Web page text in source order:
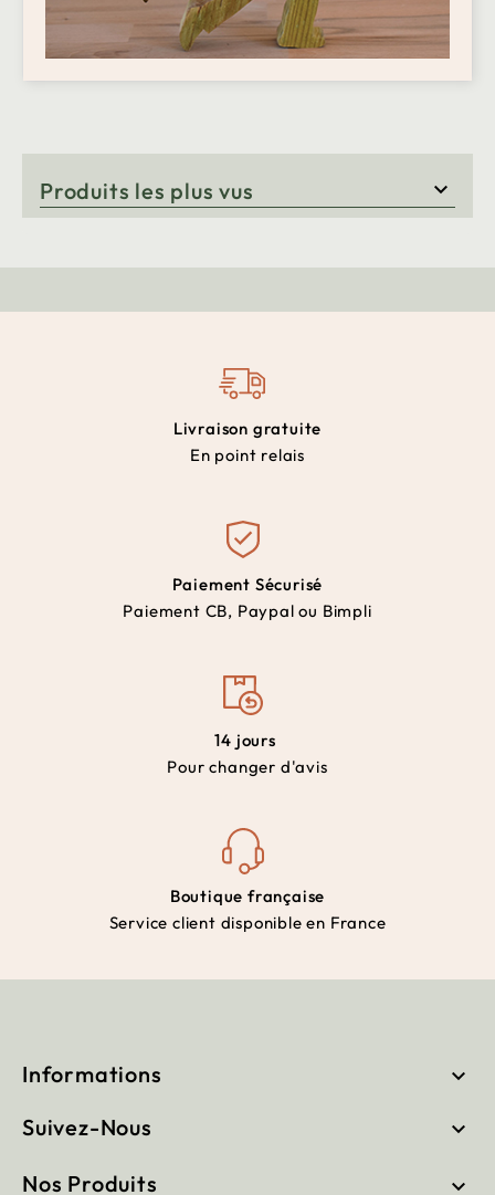
Produits les plus vus 
Livraison gratuite
En point relais
Paiement Sécurisé
Paiement CB, Paypal ou Bimpli
14 jours
Pour changer d'avis
Boutique française
Service client disponible en France
Informations 
Suivez-Nous 
Nos Produits 